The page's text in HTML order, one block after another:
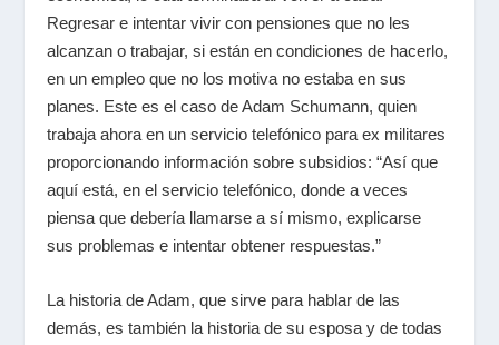
Regresar e intentar vivir con pensiones que no les
alcanzan o trabajar, si están en condiciones de hacerlo,
en un empleo que no los motiva no estaba en sus
planes. Este es el caso de Adam Schumann, quien
trabaja ahora en un servicio telefónico para ex militares
proporcionando información sobre subsidios: “Así que
aquí está, en el servicio telefónico, donde a veces
piensa que debería llamarse a sí mismo, explicarse
sus problemas e intentar obtener respuestas.”
La historia de Adam, que sirve para hablar de las
demás, es también la historia de su esposa y de todas